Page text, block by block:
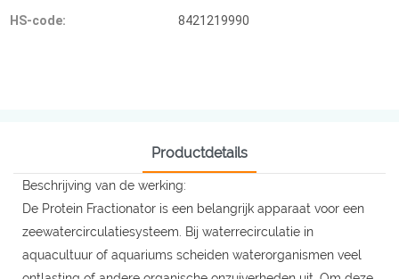
HS-code:
8421219990
Productdetails
Beschrijving van de werking:
De Protein Fractionator is een belangrijk apparaat voor een
zeewatercirculatiesysteem. Bij waterrecirculatie in
aquacultuur of aquariums scheiden waterorganismen veel